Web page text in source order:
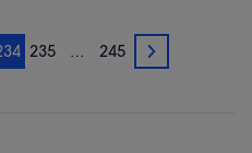
235 … 245 235